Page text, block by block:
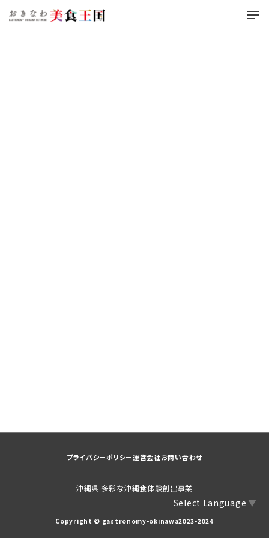
プライバシーポリシー運営会社お問い合わせ
- 沖縄県 多彩な沖縄食体験創出事業 -
Select Language ▼
Copyright © gastronomy-okinawa2023-2024